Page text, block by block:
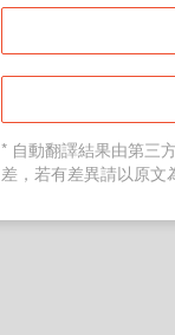
* 自動翻譯結果由第三
差，若有差異請以原文